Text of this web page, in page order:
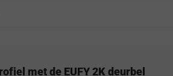
met de EUFY 2K deurbel